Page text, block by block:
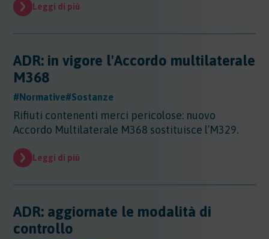
Leggi di più
ADR: in vigore l'Accordo multilaterale
M368
#Normative#Sostanze
Rifiuti contenenti merci pericolose: nuovo
Accordo Multilaterale M368 sostituisce l’M329.
Leggi di più
ADR: aggiornate le modalità di
controllo